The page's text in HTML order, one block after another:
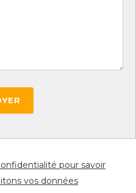
pour savoir
vos données